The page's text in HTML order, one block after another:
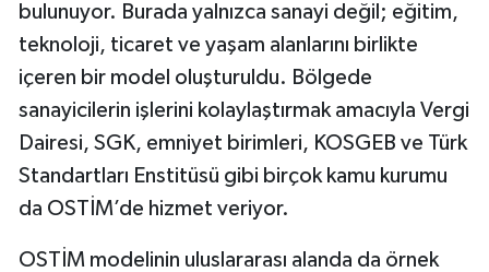
bulunuyor. Burada yalnızca sanayi değil; eğitim,
teknoloji, ticaret ve yaşam alanlarını birlikte
içeren bir model oluşturuldu. Bölgede
sanayicilerin işlerini kolaylaştırmak amacıyla Vergi
Dairesi, SGK, emniyet birimleri, KOSGEB ve Türk
Standartları Enstitüsü gibi birçok kamu kurumu
da OSTİM’de hizmet veriyor.
OSTİM modelinin uluslararası alanda da örnek